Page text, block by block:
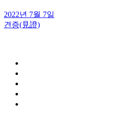
2022년 7월 7일
견증(見證)